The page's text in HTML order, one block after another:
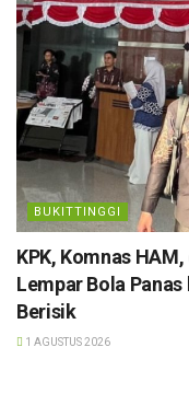
BUKITTINGGI
KPK, Komnas
Lempar Bola
Berisik
1 AGUSTUS 2026